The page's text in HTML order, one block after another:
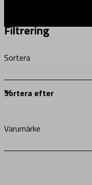
Filtrering
Sortera
Varumärke